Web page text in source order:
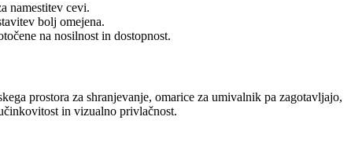
namestitev cevi.
bolj omejena.
na nosilnost in dostopnost.
prostora za shranjevanje, omarice za umivalnik pa zagotavljajo,
in vizualno privlačnost.